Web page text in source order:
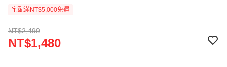
宅配滿NT$5,000免運
NT$2,499
NT$1,480